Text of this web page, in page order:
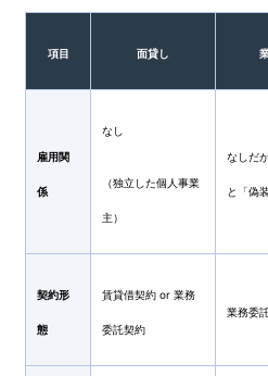
項目 面貸し
雇用関
係
なし
（独立した個人事業
主）
なしだ
と「偽
契約形
態
賃貸借契約 or 業務
委託契約
業務委